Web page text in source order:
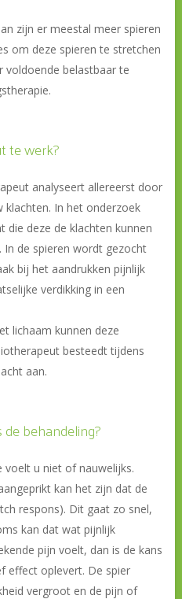
zijn er meestal meer spieren
om deze spieren te stretchen
voldoende belastbaar te
te werk?
analyseert allereerst door
klachten. In het onderzoek
die deze de klachten kunnen
de spieren wordt gezocht
bij het aandrukken pijnlijk
verdikking in een
lichaam kunnen deze
besteedt tijdens
aan.
behandeling?
voelt u niet of nauwelijks.
kan het zijn dat de
respons). Dit gaat zo snel,
kan dat wat pijnlijk
pijn voelt, dan is de kans
effect oplevert. De spier
vergroot en de pijn of